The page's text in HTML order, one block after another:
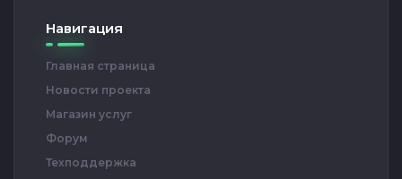
Навигация
Главная страница
Новости проекта
Магазин услуг
Форум
Техподдержка